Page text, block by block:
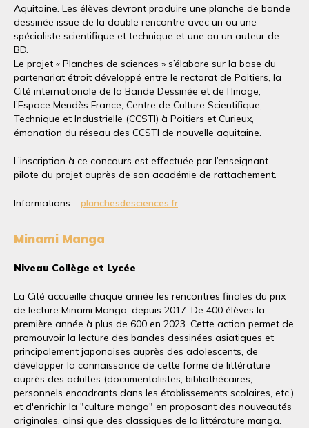
Aquitaine. Les élèves devront produire une planche de bande
dessinée issue de la double rencontre avec un ou une
spécialiste scientifique et technique et une ou un auteur de
BD.
Le projet « Planches de sciences » s’élabore sur la base du
partenariat étroit développé entre le rectorat de Poitiers, la
Cité internationale de la Bande Dessinée et de l’Image,
l’Espace Mendès France, Centre de Culture Scientifique,
Technique et Industrielle (CCSTI) à Poitiers et Curieux,
émanation du réseau des CCSTI de nouvelle aquitaine.
L’inscription à ce concours est effectuée par l’enseignant
pilote du projet auprès de son académie de rattachement.
Informations : planchesdesciences.fr
Minami Manga
Niveau Collège et Lycée
La Cité accueille chaque année les rencontres finales du prix
de lecture Minami Manga, depuis 2017. De 400 élèves la
première année à plus de 600 en 2023. Cette action permet de
promouvoir la lecture des bandes dessinées asiatiques et
principalement japonaises auprès des adolescents, de
développer la connaissance de cette forme de littérature
auprès des adultes (documentalistes, bibliothécaires,
personnels encadrants dans les établissements scolaires, etc.)
et d'enrichir la "culture manga" en proposant des nouveautés
originales, ainsi que des classiques de la littérature manga.